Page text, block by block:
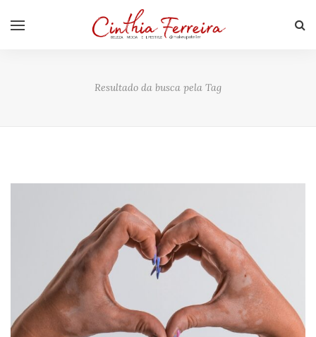
Resultado da busca pela Tag